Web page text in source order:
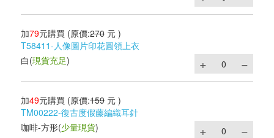
加79元購買 (原價:270 元 )
T58411-人像圖片印花圓領上衣
白(現貨充足)
加49元購買 (原價:159 元 )
TM00222-復古度假藤編織耳針
咖啡-方形(少量現貨)